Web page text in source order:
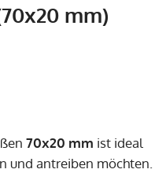
mm)
70x20 mm ist ideal
und antreiben möchten.